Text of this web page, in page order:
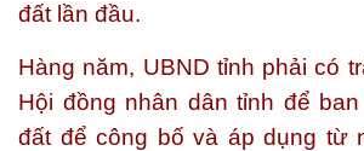
đất lần đầu.
Hàng năm, UBND tỉnh phải có
Hội đồng nhân dân tỉnh để
đất để công bố và áp dụng từ